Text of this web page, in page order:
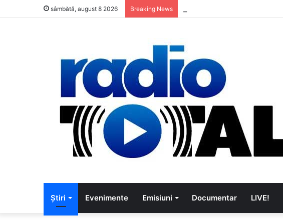
sâmbătă, august 8 2026 Breaking News
Știri Evenimente Emisiuni Documentar LIVE!